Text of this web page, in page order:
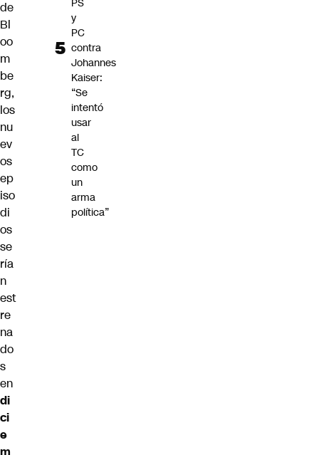
de
Bl
oo
m
be
rg,
los
nu
ev
os
ep
iso
di
os
se
ría
n
est
re
na
do
s
en
di
ci
e
m
PS
y
PC
contra
Johannes
Kaiser:
“Se
intentó
usar
al
TC
como
un
arma
política”